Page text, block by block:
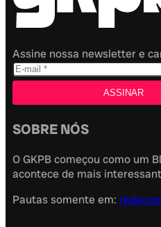
Assine nossa newsletter e
SOBRE NÓS
O GKPB começou como um
acontece de mais
Pautas somente em: